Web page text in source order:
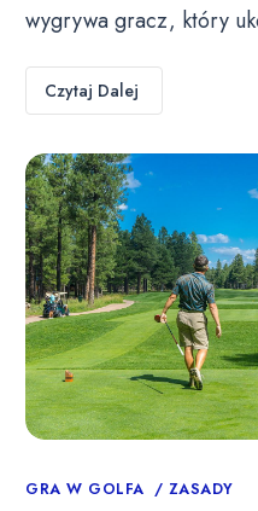
wygrywa gracz, który
Czytaj Dalej
Categories
GRA W GOLFA ZASADY